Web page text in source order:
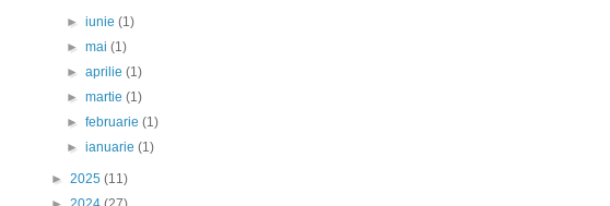
►iunie(1)
►mai(1)
►aprilie(1)
►martie(1)
►februarie(1)
►ianuarie(1)
► 2025 (11)